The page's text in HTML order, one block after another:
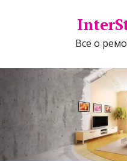
Все о